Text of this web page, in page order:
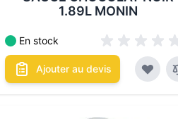
1.89L MONIN
En stock
Ajouter au devis